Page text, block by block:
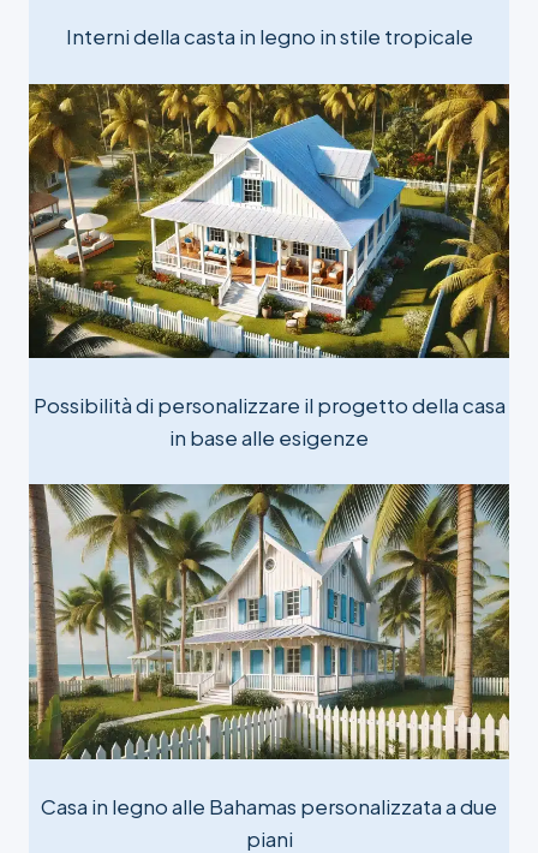
Interni della casta in legno in stile tropicale
Possibilità di personalizzare il progetto della casa
in base alle esigenze
Casa in legno alle Bahamas personalizzata a due
piani